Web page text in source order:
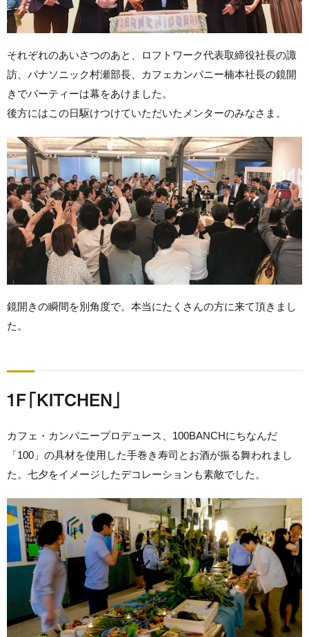
それぞれのあいさつのあと、ロフトワーク代表取締役社長の諏
訪、パナソニック村瀬部長、カフェカンパニー楠本社長の鏡開
きでパーティーは幕をあけました。
後方にはこの日駆けつけていただいたメンターのみなさま。
鏡開きの瞬間を別角度で。本当にたくさんの方に来て頂きまし
た。
1F「KITCHEN」
カフェ・カンパニープロデュース、100BANCHにちなんだ
「100」の具材を使用した手巻き寿司とお酒が振る舞われまし
た。七夕をイメージしたデコレーションも素敵でした。